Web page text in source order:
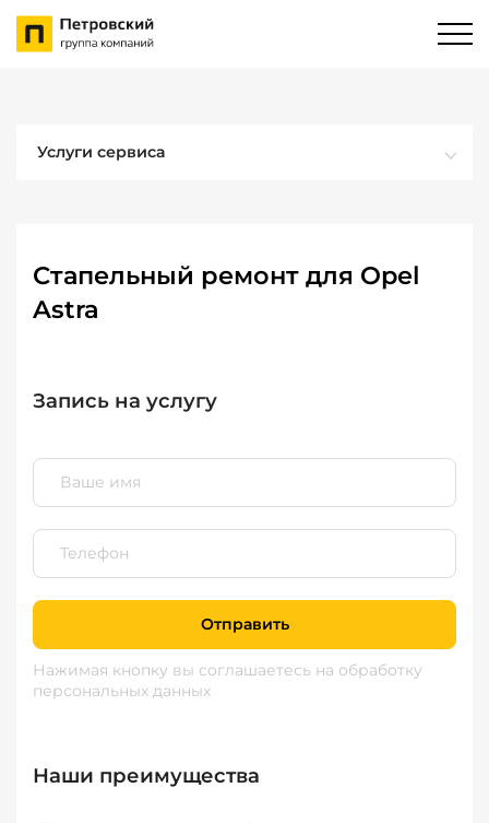
Услуги сервиса
Стапельный ремонт для Opel
Astra
Запись на услугу
Отправить
Нажимая кнопку вы соглашаетесь на обработку
персональных данных
Наши преимущества